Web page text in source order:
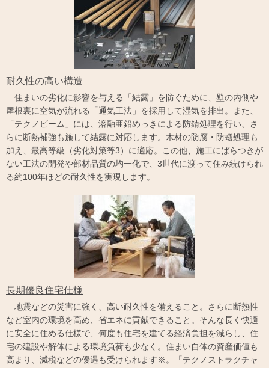
耐久性の高い構造
住まいの劣化に影響を与える「結露」を防ぐために、壁の内側や
屋根裏に空気が流れる「通気工法」を採用して湿気を排出。また、
「テクノビーム」には、溶融亜鉛めっきによる防錆処理を行い、さ
らに断熱補強も施して結露に対応します。木材の防腐・防蟻処理も
加え、最高等級（劣化対策等3）に適応。この他、施工にばらつきが
ない工法の開発や部材品質の均一化で、3世代に渡って住み続けられ
る約100年ほどの耐久性を実現します。
長期優良住宅仕様
地震などの災害に強く、高い耐久性を備えること。さらに断熱性
など室内の環境を高め、省エネに貢献できること。そんな長く快適
に安全に住める仕様で、何度も住宅を建てる経済負担を減らし、住
宅の建設や解体による環境負荷も少なく。住まい自体の資産価値も
高まり、減税などの優遇も受けられます※。「テクノストラクチャ